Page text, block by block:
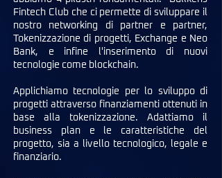
Fintech Club che ci permette di sviluppare il
nostro networking di partner e partner,
Tokenizzazione di progetti, Exchange e Neo
Bank, e infine l'inserimento di nuovi
tecnologie come blockchain.
Applichiamo tecnologie per lo sviluppo di
progetti attraverso finanziamenti ottenuti in
base alla tokenizzazione. Adattiamo il
business plan e le caratteristiche del
progetto, sia a livello tecnologico, legale e
finanziario.